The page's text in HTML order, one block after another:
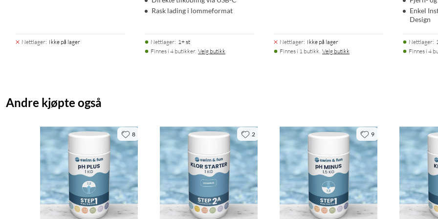
Nettlager: Ikke på lager
Rask lading i lommeformat
Nettlager: 1+ st
Finnes i 4 butikker. Velg butikk
Nettlager: Ikke på lager
Finnes i 1 butikk. Velg butikk
Enkel
Design
Nettlager:
Finnes i 4
Andre kjøpte også
8 2 9